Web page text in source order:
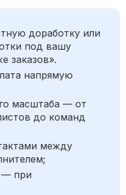
доработку или
под вашу
заказов».
напрямую
масштаба — от
до команд
между
— при